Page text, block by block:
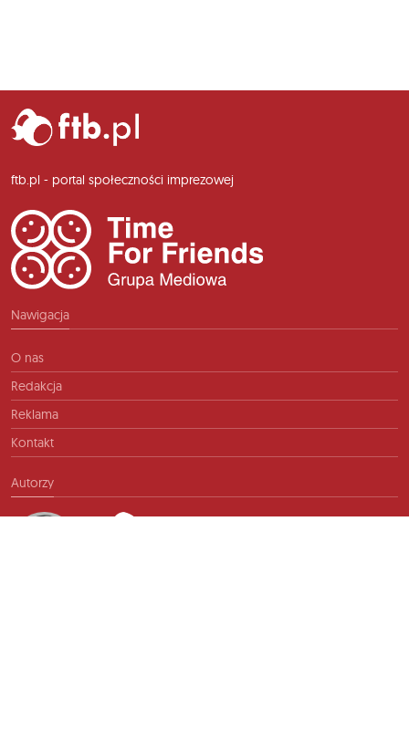
ftb.pl - portal społeczności imprezowej
Nawigacja
O nas
Redakcja
Reklama
Kontakt
Autorzy